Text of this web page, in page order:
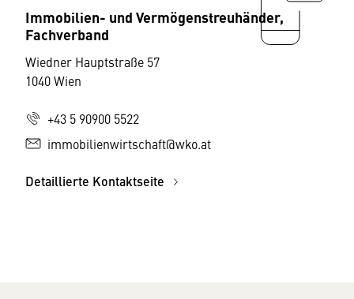
Immobilien- und Vermögenstreuhänder,
Fachverband
Wiedner Hauptstraße 57
1040 Wien
+43 5 90900 5522
immobilienwirtschaft@wko.at
Detaillierte Kontaktseite